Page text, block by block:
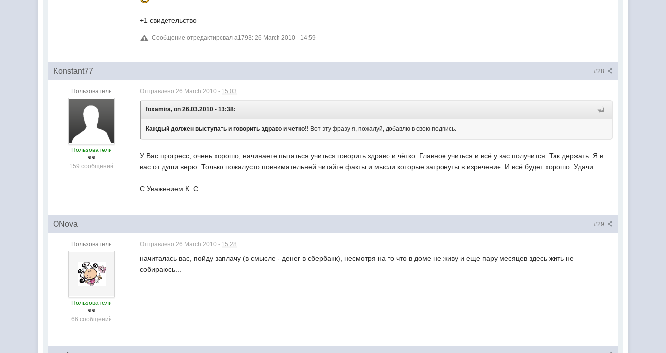
+1 свидетельство
Сообщение отредактировал a1793: 26 March 2010 - 14:59
#28
Konstant77
Пользователь
Пользователи
159 сообщений
Отправлено 26 March 2010 - 15:03
foxamira, on 26.03.2010 - 13:38:
Каждый должен выступать и говорить здраво и четко!! Вот эту фразу я, пожалуй, добавлю в свою подпись.
У Вас прогресс, очень хорошо, начинаете пытаться учиться говорить здраво и чётко. Главное учиться и всё у вас получится. Так держать. Я в
вас от души верю. Только пожалусто повнимательней читайте факты и мысли которые затронуты в изречение. И всё будет хорошо. Удачи.
С Уважением К. С.
#29
ONova
Пользователь
Пользователи
66 сообщений
Отправлено 26 March 2010 - 15:28
начиталась вас, пойду заплачу (в смысле - денег в сбербанк), несмотря на то что в доме не живу и еще пару месяцев здесь жить не
собираюсь...